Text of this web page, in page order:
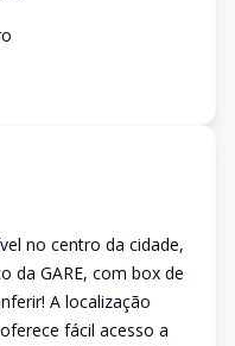
no centro da cidade,
da GARE, com box de
A localização
fácil acesso a